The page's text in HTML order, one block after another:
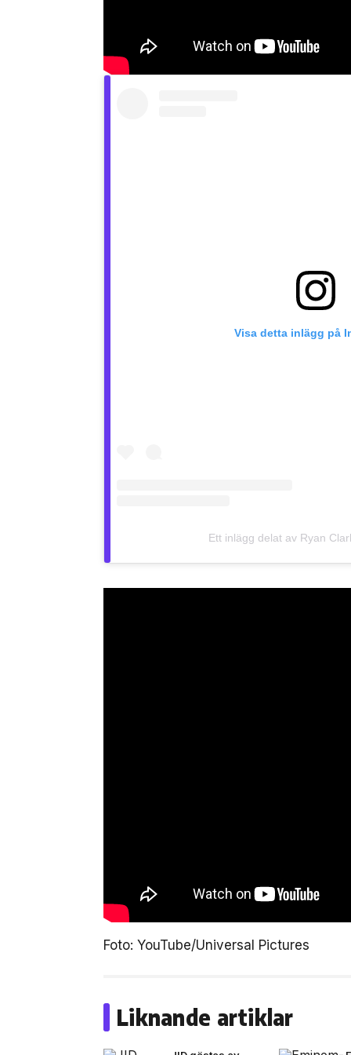
Visa detta inlägg på
Ett inlägg delat av Ryan
Foto: YouTube/Universal Pictures
Liknande artiklar